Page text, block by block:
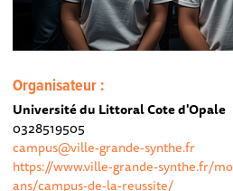
Organisateur :
Université du Littoral Cote d'Opale
0328519505
campus@ville-grande-synthe.fr
https://www.ville-grande-synthe.fr/
ans/campus-de-la-reussite/